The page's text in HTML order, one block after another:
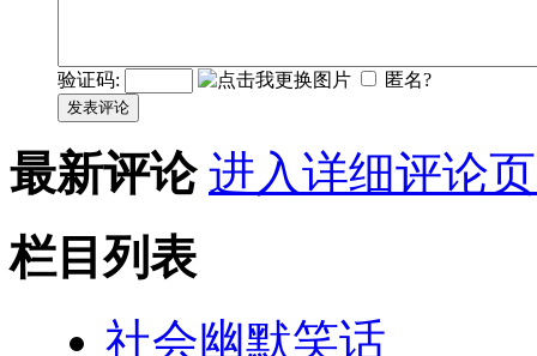
验证码: 匿名?
发表评论
最新评论 进入详细评论
栏目列表
社会幽默笑话